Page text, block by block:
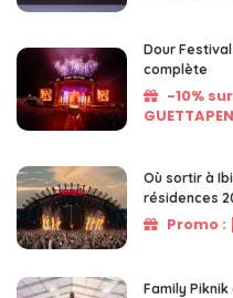
Dour
complète
-10%
GUETTAPEN
Où sortir à
résidences
Promo :
Family